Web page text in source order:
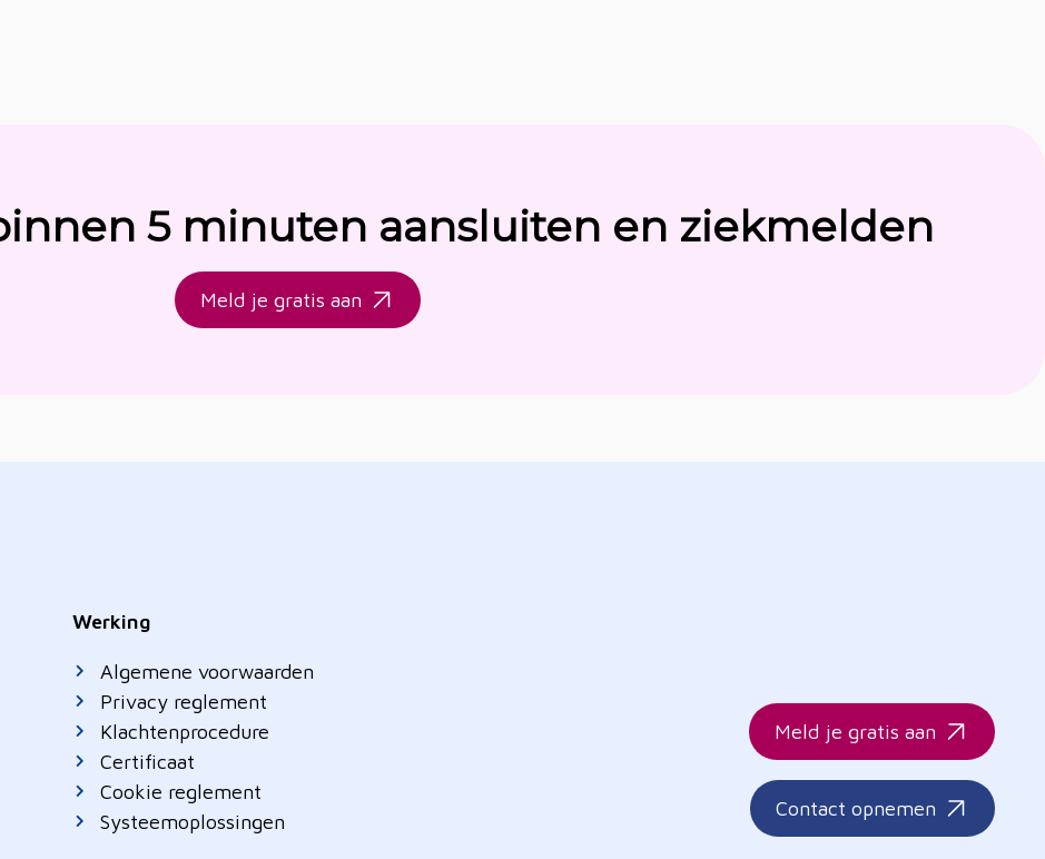
5 minuten aansluiten en ziekmelden
Meld je gratis aan
Werking
Algemene voorwaarden
Privacy reglement
Klachtenprocedure
Certificaat
Cookie reglement
Systeemoplossingen
Meld je gratis aan
Contact opnemen